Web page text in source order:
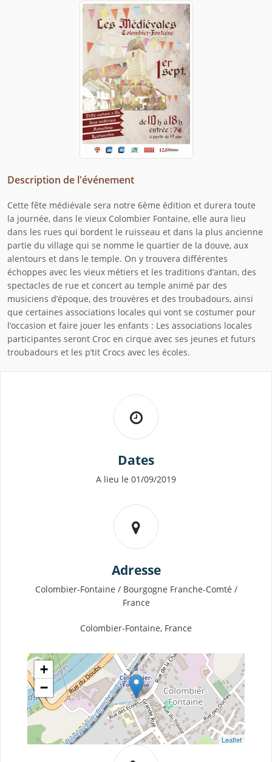
Description de l'événement
Cette fête médiévale sera notre 6ème édition et durera toute
la journée, dans le vieux Colombier Fontaine, elle aura lieu
dans les rues qui bordent le ruisseau et dans la plus ancienne
partie du village qui se nomme le quartier de la douve, aux
alentours et dans le temple. On y trouvera différentes
échoppes avec les vieux métiers et les traditions d’antan, des
spectacles de rue et concert au temple animé par des
musiciens d’époque, des trouvères et des troubadours, ainsi
que certaines associations locales qui vont se costumer pour
l’occasion et faire jouer les enfants : Les associations locales
participantes seront Croc en cirque avec ses jeunes et futurs
troubadours et les p’tit Crocs avec les écoles.
Dates
A lieu le 01/09/2019
Adresse
Colombier-Fontaine / Bourgogne Franche-Comté /
France
Colombier-Fontaine, France
+
−
Leaflet